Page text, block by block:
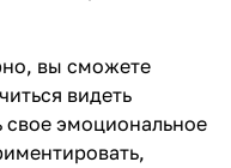
вы сможете
видеть
свое эмоциональное